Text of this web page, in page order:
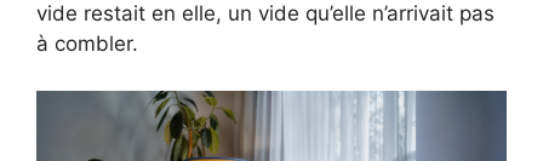
vide restait en elle, un vide qu’elle n’arrivait pas
à combler.